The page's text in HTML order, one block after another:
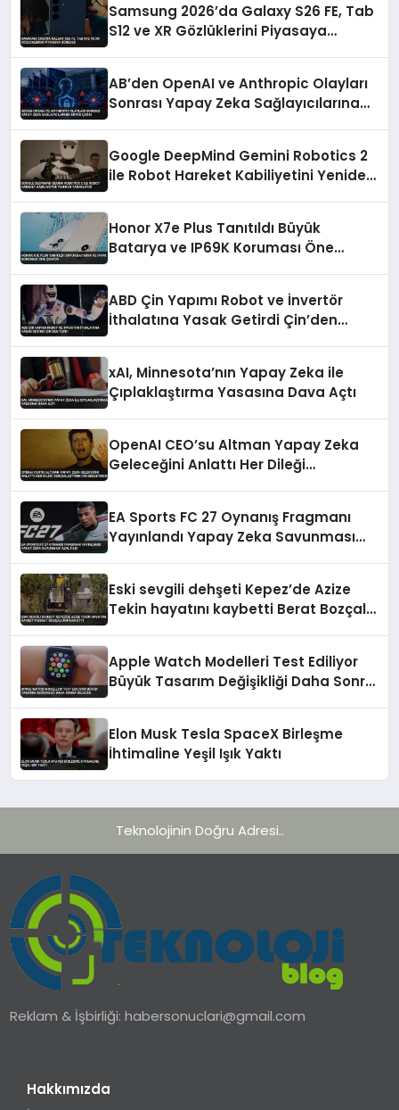
Samsung 2026’da Galaxy S26 FE, Tab
S12 ve XR Gözlüklerini Piyasaya
AB’den OpenAI ve Anthropic Olayları
Sonrası Yapay Zeka Sağlayıcılarına
Google DeepMind Gemini Robotics 2
ile Robot Hareket Kabiliyetini Yeniden
Honor X7e Plus Tanıtıldı Büyük
Batarya ve IP69K Koruması Öne
ABD Çin Yapımı Robot ve İnvertör
İthalatına Yasak Getirdi Çin’den
xAI, Minnesota’nın Yapay Zeka ile
Çıplaklaştırma Yasasına Dava Açtı
OpenAI CEO’su Altman Yapay Zeka
Geleceğini Anlattı Her Dileği
EA Sports FC 27 Oynanış Fragmanı
Yayınlandı Yapay Zeka Savunması
Eski sevgili dehşeti Kepez’de Azize
Tekin hayatını kaybetti Berat Bozçalı
Apple Watch Modelleri Test Ediliyor
Büyük Tasarım Değişikliği Daha Sonra
Elon Musk Tesla SpaceX Birleşme
İhtimaline Yeşil Işık Yaktı
Teknolojinin Doğru Adresi..
Reklam & İşbirliği:habersonuclari@gmail.com
Hakkımızda